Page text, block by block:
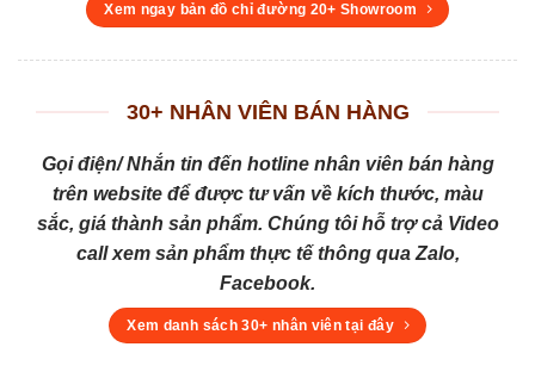
Xem ngay bản đồ chỉ đường 20+ Showroom
30+ NHÂN VIÊN BÁN HÀNG
Gọi điện/ Nhắn tin đến hotline nhân viên bán hàng
trên website để được tư vấn về kích thước, màu
sắc, giá thành sản phẩm. Chúng tôi hỗ trợ cả Video
call xem sản phẩm thực tế thông qua Zalo,
Facebook.
Xem danh sách 30+ nhân viên tại đây